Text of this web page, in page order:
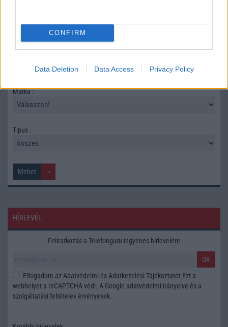
CONFIRM
Data Deletion Data Access Privacy Policy
TELEFONOK GYORSLISTA
Márka :
Tipus :
HÍRLEVÉL
Feliratkozás a Telefonguru ingyenes hírlevelére
OK
Elfogadom az Adatvédelmi és Adatkezelési Tájékoztatót Ezt a
webhelyet a reCAPTCHA védi. A Google adatvédelmi irányelve és a
szolgáltatási feltételek érvényesek.